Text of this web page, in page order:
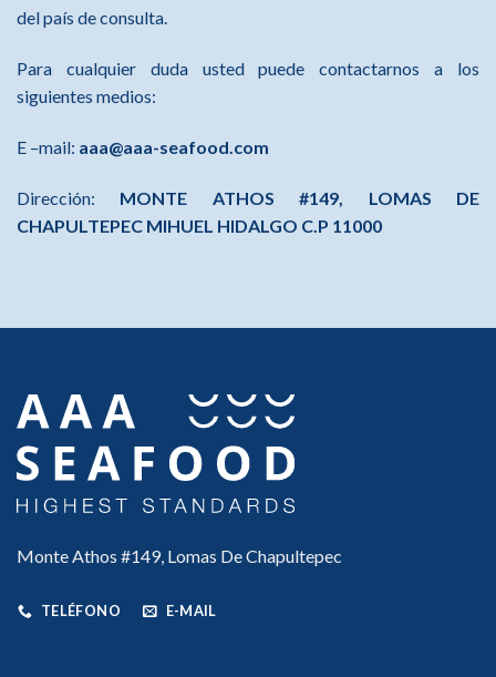
del país de consulta.
Para cualquier duda usted puede contactarnos a los
siguientes medios:
E –mail: aaa@aaa-seafood.com
Dirección: MONTE ATHOS #149, LOMAS DE
CHAPULTEPEC MIHUEL HIDALGO C.P 11000
Monte Athos #149, Lomas De Chapultepec
TELÉFONO E-MAIL